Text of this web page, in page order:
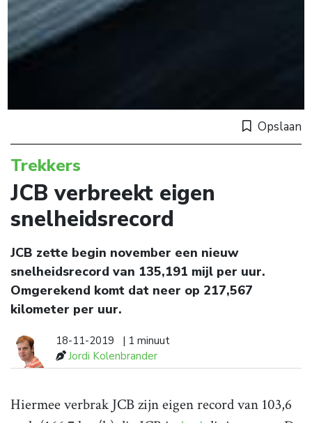
Opslaan
Trekkers
JCB verbreekt eigen
snelheidsrecord
JCB zette begin november een nieuw
snelheidsrecord van 135,191 mijl per uur.
Omgerekend komt dat neer op 217,567
kilometer per uur.
18-11-2019
| 1 minuut
Jordi Kolenbrander
Hiermee verbrak JCB zijn eigen record van 103,6